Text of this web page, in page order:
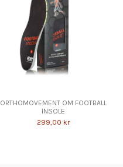
ORTHOMOVEMENT OM FOOTBALL
INSOLE
299,00 kr